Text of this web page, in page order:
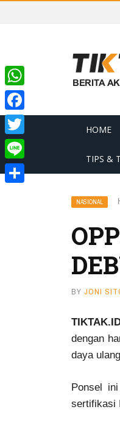
HOME
TIPS &
NASIONAL
BY JONI
dengan
daya
Ponsel
sertifikasi
WhatsApp
Facebook
Twitter
Line